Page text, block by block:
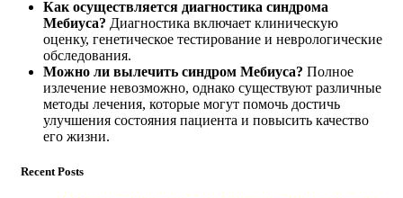
Как осуществляется диагностика синдрома
Мебиуса? Диагностика включает клиническую
оценку, генетическое тестирование и неврологические
обследования.
Можно ли вылечить синдром Мебиуса? Полное
излечение невозможно, однако существуют различные
методы лечения, которые могут помочь достичь
улучшения состояния пациента и повысить качество
его жизни.
Recent Posts